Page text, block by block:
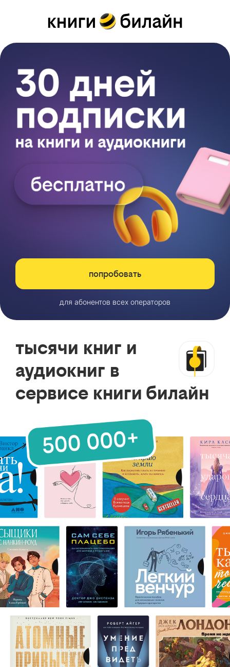
попробовать
для абонентов всех операторов
тысячи книг и
аудиокниг в
сервисе книги билайн